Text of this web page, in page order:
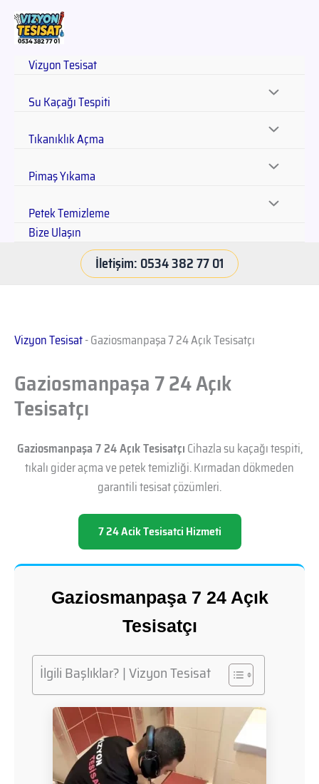
Vizyon Tesisat
Su Kaçağı Tespiti
Tıkanıklık Açma
Pimaş Yıkama
Petek Temizleme
Bize Ulaşın
İletişim: 0534 382 77 01
Vizyon Tesisat-Gaziosmanpaşa 7 24 Açık Tesisatçı
Gaziosmanpaşa 7 24 Açık
Tesisatçı
Gaziosmanpaşa 7 24 Açık TesisatçıCihazla su kaçağı tespiti,
tıkalı gider açma ve petek temizliği. Kırmadan dökmeden
garantili tesisat çözümleri.
7 24 Acik Tesisatci Hizmeti
Gaziosmanpaşa 7 24 Açık
Tesisatçı
İlgili Başlıklar? | Vizyon Tesisat